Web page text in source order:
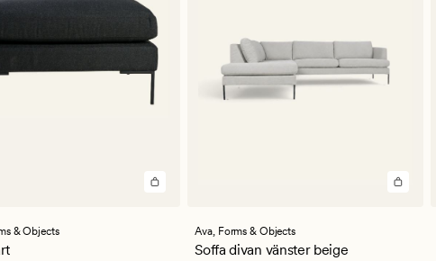
& Objects Ava, Forms & Objects
Soffa divan vänster beige